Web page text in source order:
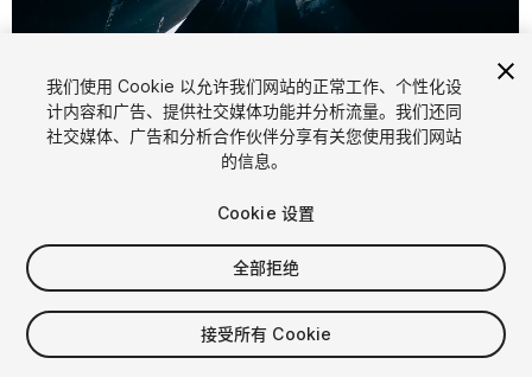
1/2
$15.99
增值税将在结算时计算
我们使用 Cookie 以允许我们网站的正常工作、个性化设
计内容和广告、提供社交媒体功能并分析流量。我们还同
社交媒体、广告和分析合作伙伴分享有关您使用我们网站
的信息。
Cookie 设置
全部拒绝
接受所有 Cookie